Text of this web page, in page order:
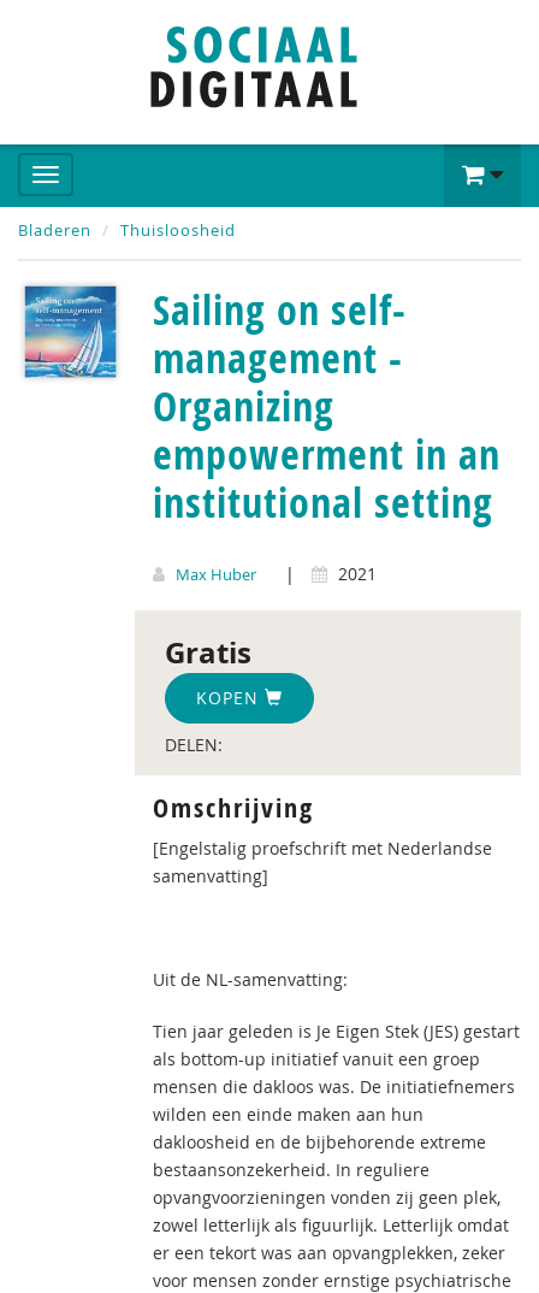
Bladeren Thuisloosheid
Sailing on self-
management -
Organizing
empowerment in an
institutional setting
Max Huber | 2021
Gratis
KOPEN
DELEN:
Omschrijving
[Engelstalig proefschrift met Nederlandse
samenvatting]
Uit de NL-samenvatting:
Tien jaar geleden is Je Eigen Stek (JES) gestart
als bottom-up initiatief vanuit een groep
mensen die dakloos was. De initiatiefnemers
wilden een einde maken aan hun
dakloosheid en de bijbehorende extreme
bestaansonzekerheid. In reguliere
opvangvoorzieningen vonden zij geen plek,
zowel letterlijk als figuurlijk. Letterlijk omdat
er een tekort was aan opvangplekken, zeker
voor mensen zonder ernstige psychiatrische